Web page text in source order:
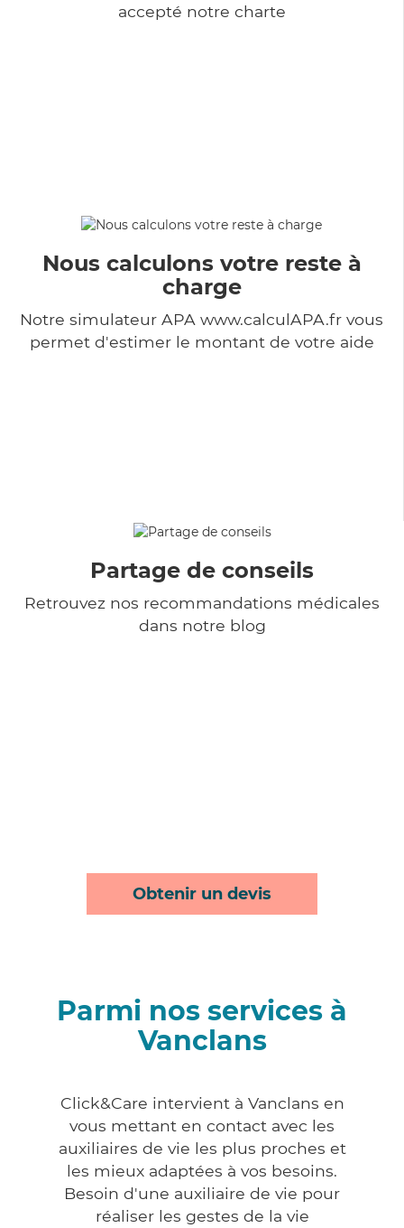
accepté notre charte
Nous calculons votre reste à
charge
Notre simulateur APA www.calculAPA.fr vous
permet d'estimer le montant de votre aide
Partage de conseils
Retrouvez nos recommandations médicales
dans notre blog
Obtenir un devis
Parmi nos services à
Vanclans
Click&Care intervient à Vanclans en
vous mettant en contact avec les
auxiliaires de vie les plus proches et
les mieux adaptées à vos besoins.
Besoin d'une auxiliaire de vie pour
réaliser les gestes de la vie